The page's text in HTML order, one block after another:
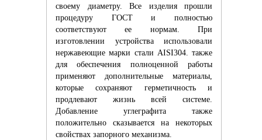
своему диаметру. Все изделия прошли
процедуру ГОСТ и полностью
соответствуют ее нормам. При
изготовлении устройства использовали
нержавеющие марки стали AISI304. также
для обеспечения полноценной работы
применяют дополнительные материалы,
которые сохраняют герметичность и
продлевают жизнь всей системе.
Добавление углеграфита также
положительно сказывается на некоторых
свойствах запорного механизма.